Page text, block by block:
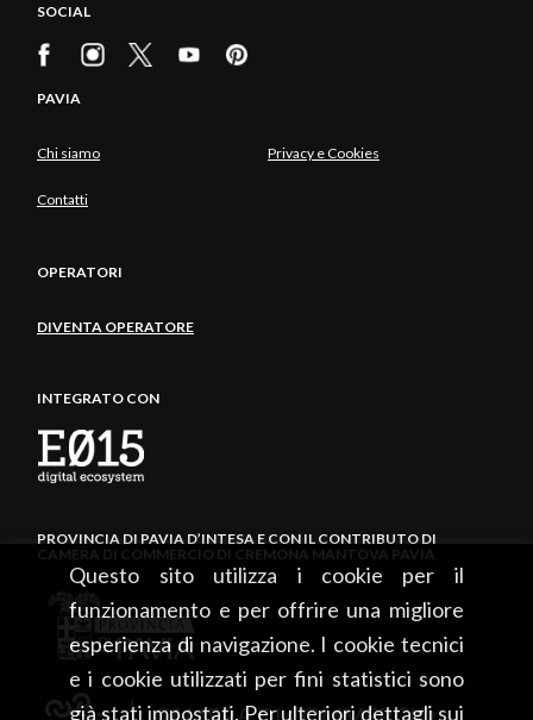
Questo sito utilizza i cookie per il
funzionamento e per offrire una migliore
esperienza di navigazione. I cookie tecnici
e i cookie utilizzati per fini statistici sono
già stati impostati. Per ulteriori dettagli sui
SOCIAL
PAVIA
Chi siamo Privacy e Cookies
Contatti
OPERATORI
DIVENTA OPERATORE
INTEGRATO CON
PROVINCIA DI PAVIA D’INTESA E CON IL CONTRIBUTO DI
CAMERA DI COMMERCIO DI CREMONA MANTOVA PAVIA